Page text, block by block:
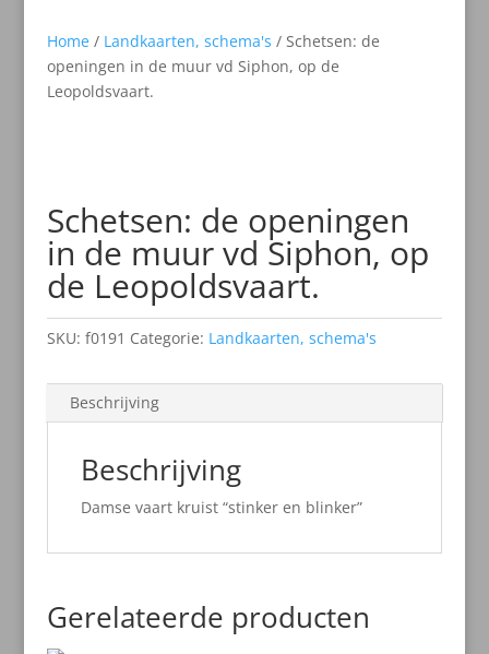
Home/ Landkaarten, schema's / Schetsen: de
openingen in de muur vd Siphon, op de
Leopoldsvaart.
Schetsen: de openingen
in de muur vd Siphon, op
de Leopoldsvaart.
SKU: f0191 Categorie: Landkaarten, schema's
Beschrijving
Beschrijving
Damse vaart kruist “stinker en blinker”
Gerelateerde producten